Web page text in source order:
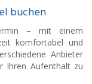
buchen
– mit einem
komfortabel und
Anbieter
Ihren Aufenthalt zu